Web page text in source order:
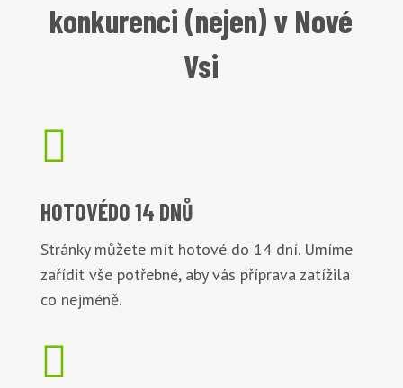
konkurenci (nejen) v Nové
Vsi

HOTOVÉDO 14 DNŮ
Stránky můžete mít hotové do 14 dní. Umíme
zařídit vše potřebné, aby vás příprava zatížila
co nejméně.
